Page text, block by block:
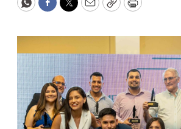
WhatsApp
Facebook
Twitter
EmailCopyPrint